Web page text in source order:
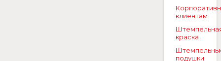
клиентам
краска
подушки